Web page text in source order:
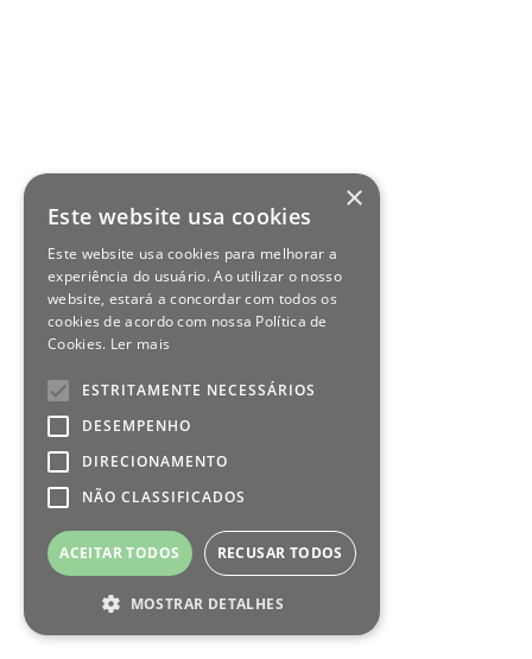
×
Este website usa cookies
Este website usa cookies para melhorar a
experiência do usuário. Ao utilizar o nosso
website, estará a concordar com todos os
cookies de acordo com nossa Política de
Cookies. Ler mais
ESTRITAMENTE NECESSÁRIOS
DESEMPENHO
DIRECIONAMENTO
NÃO CLASSIFICADOS
ACEITAR TODOS RECUSAR TODOS
MOSTRAR DETALHES